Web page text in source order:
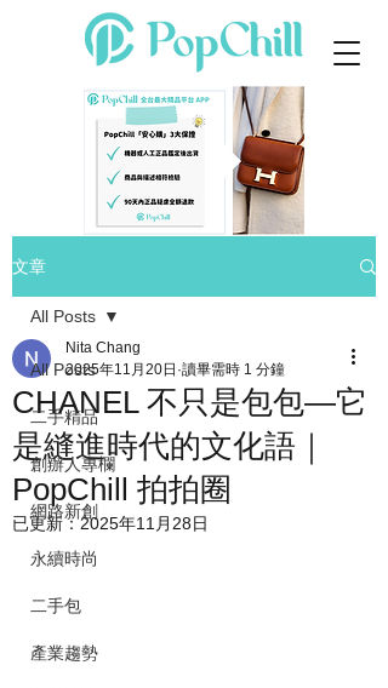
文章
All Posts
二手精品
創辦人專欄
網路新創
永續時尚
二手包
產業趨勢
All Posts
CHANEL 不只是包包—它
是縫進時代的文化語｜
PopChill 拍拍圈
Nita Chang
2025年11月20日 讀畢需時 1 分鐘
已更新：2025年11月28日